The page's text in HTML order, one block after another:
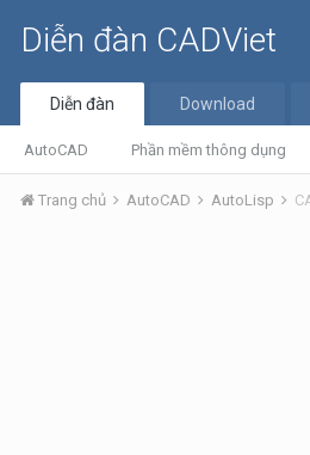
Diễn đàn CADViet
Diễn đàn
AutoCAD Phần mềm thông dụng
Download
Trang chủ AutoCAD AutoLisp